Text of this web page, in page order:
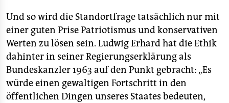
Und so wird die Standortfrage tatsächlich nur mit
einer guten Prise Patriotismus und konservativen
Werten zu lösen sein. Ludwig Erhard hat die Ethik
dahinter in seiner Regierungserklärung als
Bundeskanzler 1963 auf den Punkt gebracht: „Es
würde einen gewaltigen Fortschritt in den
öffentlichen Dingen unseres Staates bedeuten,